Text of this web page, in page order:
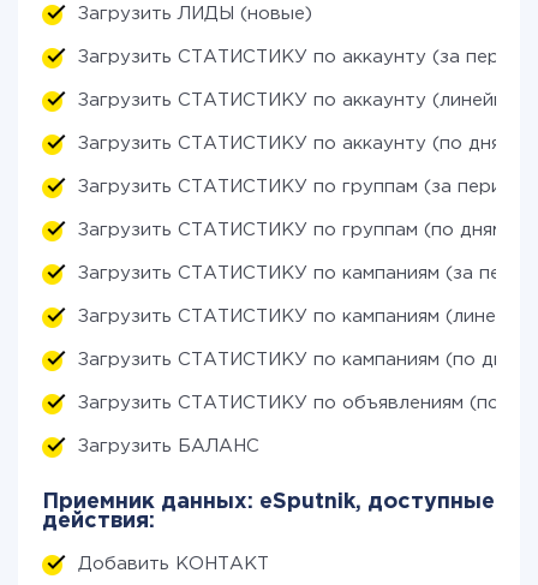
Загрузить ЛИДЫ (новые)
Загрузить СТАТИСТИКУ по аккаунту (за
Загрузить СТАТИСТИКУ по аккаунту (линейный
Загрузить СТАТИСТИКУ по аккаунту (по дням)
Загрузить СТАТИСТИКУ по группам (за период)
Загрузить СТАТИСТИКУ по группам (по дням)
Загрузить СТАТИСТИКУ по кампаниям (за
Загрузить СТАТИСТИКУ по кампаниям
Загрузить СТАТИСТИКУ по кампаниям (по дням)
Загрузить СТАТИСТИКУ по объявлениям (по
Загрузить БАЛАНС
Приемник данных: eSputnik, доступные
действия:
Добавить КОНТАКТ